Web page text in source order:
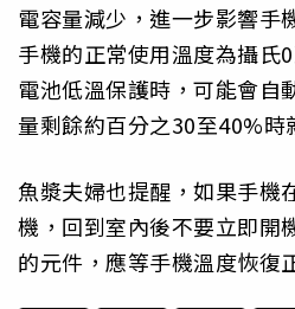
電容量減少，進一步影響手
手機的正常使用溫度為攝氏
電池低溫保護時，可能會自
量剩餘約百分之30至40%時
魚漿夫婦也提醒，如果手機
機，回到室內後不要立即開
的元件，應等手機溫度恢復